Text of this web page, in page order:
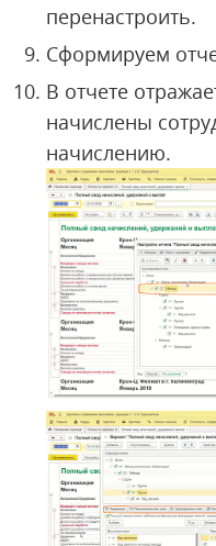
перенастроить.
Сформируем
В отчете
начислены
начислению.